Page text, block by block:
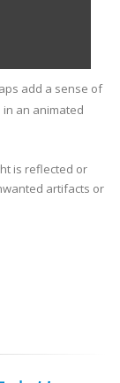
add a sense of
in an animated
is reflected or
artifacts or